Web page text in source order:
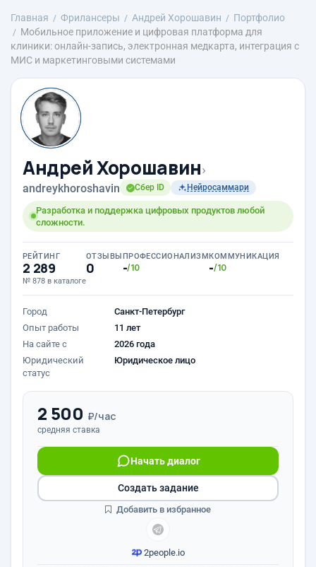
Главная Фрилансеры Андрей Хорошавин
Портфолио
Мобильное приложение и цифровая платформа для
клиники: онлайн-запись, электронная медкарта, интеграция с
МИС и маркетинговыми системами
Андрей Хорошавин›
andreykhoroshavin Сбер ID Нейросаммари
Разработка и поддержка цифровых продуктов любой
сложности.
РЕЙТИНГ
2 289
№ 878 в каталоге
ОТЗЫВЫ
0
ПРОФЕССИОНАЛИЗМ
-/10
КОММУНИКАЦИЯ
-/10
Город
Санкт-Петербург
Опыт работы
11 лет
На сайте с
2026 года
Юридический
статус
Юридическое лицо
2 500 ₽/час
средняя ставка
Начать диалог
2people.io
Создать задание
Добавить в избранное